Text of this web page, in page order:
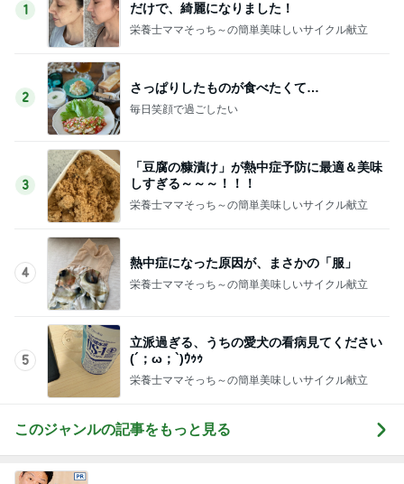
1 だけで、綺麗になりました！
栄養士ママそっち～の簡単美味しいサイクル献立
2
さっぱりしたものが食べたくて…
毎日笑顔で過ごしたい
3
「豆腐の糠漬け」が熱中症予防に最適＆美味
しすぎる～～～！！！
栄養士ママそっち～の簡単美味しいサイクル献立
4
熱中症になった原因が、まさかの「服」
栄養士ママそっち～の簡単美味しいサイクル献立
5
立派過ぎる、うちの愛犬の看病見てください
(´；ω；`)ｳｩｩ
栄養士ママそっち～の簡単美味しいサイクル献立
このジャンルの記事をもっと見る